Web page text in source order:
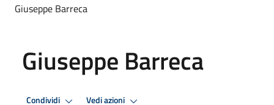
Giuseppe Barreca
Giuseppe Barreca
Condividi Vedi azioni